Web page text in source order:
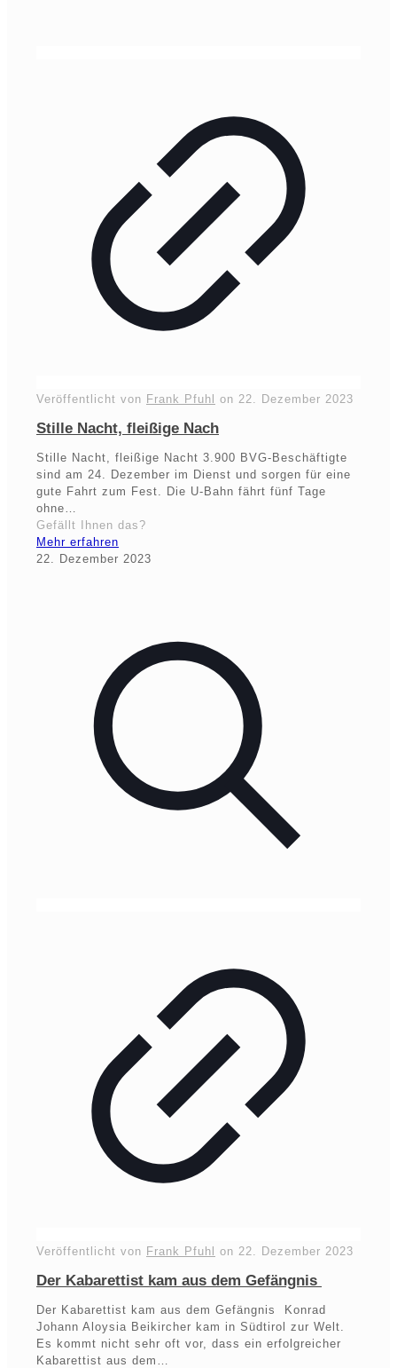
Veröffentlicht von Frank Pfuhl on 22. Dezember 2023
Stille Nacht, fleißige Nach
Stille Nacht, fleißige Nacht 3.900 BVG-Beschäftigte
sind am 24. Dezember im Dienst und sorgen für eine
gute Fahrt zum Fest. Die U-Bahn fährt fünf Tage
ohne…
Gefällt Ihnen das?
Mehr erfahren
22. Dezember 2023
Veröffentlicht von Frank Pfuhl on 22. Dezember 2023
Der Kabarettist kam aus dem Gefängnis
Der Kabarettist kam aus dem Gefängnis Konrad
Johann Aloysia Beikircher kam in Südtirol zur Welt.
Es kommt nicht sehr oft vor, dass ein erfolgreicher
Kabarettist aus dem…